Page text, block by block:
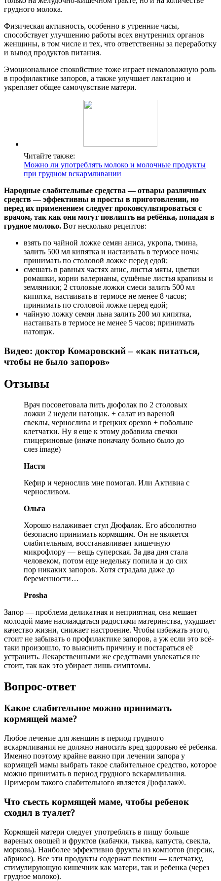
грудного молока.
Физическая активность, особенно в утренние часы,
способствует улучшению работы всех внутренних органов
женщины, в том числе и тех, что ответственны за переработку
и вывод продуктов питания.
Эмоциональное спокойствие тоже играет немаловажную роль
в профилактике запоров, а также улучшает лактацию и
укрепляет общее самочувствие матери.
Читайте также:
Можно ли употреблять молоко и молочные продукты
при грудном вскармливании
Народные слабительные средства — отвары различных
средств — эффективны и просты в приготовлении, но
перед их применением следует проконсультироваться с
врачом, так как они могут повлиять на ребёнка, попадая в
грудное молоко. Вот несколько рецептов:
взять по чайной ложке семян аниса, укропа, тмина,
залить 500 мл кипятка и настаивать в термосе ночь;
принимать по столовой ложке перед едой;
смешать в равных частях анис, листья мяты, цветки
ромашки, корни валерианы, сушёные листья крапивы и
земляники; 2 столовые ложки смеси залить 500 мл
кипятка, настаивать в термосе не менее 8 часов;
принимать по столовой ложке перед едой;
чайную ложку семян льна залить 200 мл кипятка,
настаивать в термосе не менее 5 часов; принимать
натощак.
Видео: доктор Комаровский – «как питаться,
чтобы не было запоров»
Отзывы
Врач посоветовала пить дюфолак по 2 столовых
ложки 2 недели натощак. + салат из вареной
свеклы, чернослива и грецких орехов + побольше
клетчатки. Ну я еще к этому добавила свечки
глицериновые (иначе поначалу больно было до
слез image)
Настя
Кефир и чернослив мне помогал. Или Активиа с
черносливом.
Ольга
Хорошо налаживает стул Дюфалак. Его абсолютно
безопасно принимать кормящим. Он не является
слабительным, восстанавливает кишечную
микрофлору — вещь суперская. За два дня стала
человеком, потом еще недельку попила и до сих
пор никаких запоров. Хотя страдала даже до
беременности…
Prosha
Запор — проблема деликатная и неприятная, она мешает
молодой маме наслаждаться радостями материнства, ухудшает
качество жизни, снижает настроение. Чтобы избежать этого,
стоит не забывать о профилактике запоров, а уж если это всё-
таки произошло, то выяснить причину и постараться её
устранить. Лекарственными же средствами увлекаться не
стоит, так как это убирает лишь симптомы.
Вопрос-ответ
Какое слабительное можно принимать
кормящей маме?
Любое лечение для женщин в период грудного
вскармливания не должно наносить вред здоровью её ребенка.
Именно поэтому крайне важно при лечении запора у
кормящей мамы выбрать такое слабительное средство, которое
можно принимать в период грудного вскармливания.
Примером такого слабительного является Дюфалак®.
Что съесть кормящей маме, чтобы ребенок
сходил в туалет?
Кормящей матери следует употреблять в пищу больше
вареных овощей и фруктов (кабачки, тыква, капуста, свекла,
морковь). Наиболее эффективно фрукты из компотов (персик,
абрикос). Все эти продукты содержат пектин — клетчатку,
стимулирующую кишечник как матери, так и ребенка (через
грудное молоко).